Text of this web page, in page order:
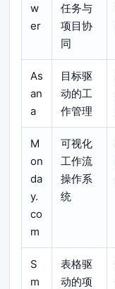
w
er
任务与
项目协
同
As
an
a
目标驱
动的工
作管理
M
on
da
y.
co
m
可视化
工作流
操作系
统
S
m
表格驱
动的项